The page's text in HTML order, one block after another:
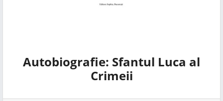
Autobiografie: Sfantul Luca al
Crimeii